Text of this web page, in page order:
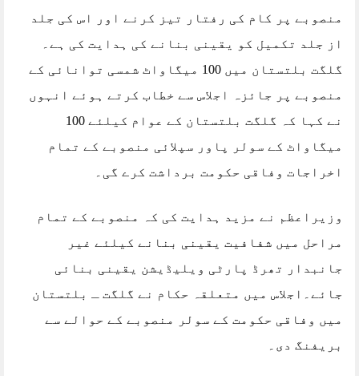
منصوبے پر کام کی رفتار تیز کرنے اور اس کی جلد
از جلد تکمیل کو یقینی بنانے کی ہدایت کی ہے۔
گلگت بلتستان میں 100 میگاواٹ شمسی توانائی کے
منصوبے پر جائزہ اجلاس سے خطاب کرتے ہوئے انہوں
نے کہا کہ گلگت بلتستان کے عوام کیلئے 100
میگاواٹ کے سولر پاور سپلائی منصوبے کے تمام
اخراجات وفاقی حکومت برداشت کرے گی۔
وزیراعظم نے مزید ہدایت کی کہ منصوبے کے تمام
مراحل میں شفافیت یقینی بنانے کیلئے غیر
جانبدار تھرڈ پارٹی ویلیڈیشن یقینی بنائی
جائے۔اجلاس میں متعلقہ حکام نے گلگت ـ بلتستان
میں وفاقی حکومت کے سولر منصوبے کے حوالے سے
بریفنگ دی۔